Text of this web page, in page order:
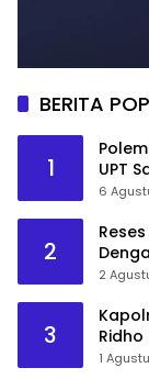
BERITA
1
UPT
6
2
2
3
1